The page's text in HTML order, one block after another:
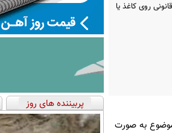
به صورت
پربیننده های روز